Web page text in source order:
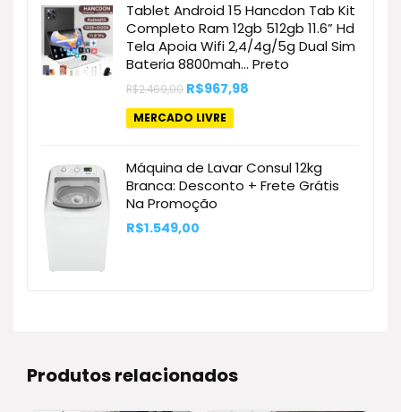
Tablet Android 15 Hancdon Tab Kit
Completo Ram 12gb 512gb 11.6” Hd
Tela Apoia Wifi 2,4/4g/5g Dual Sim
Bateria 8800mah… Preto
R$2.469,00 O
original
era:
R$967,98
MERCADO LIVRE
Máquina de Lavar Consul 12kg
Branca: Desconto + Frete Grátis
Na Promoção
R$1.549,00
Produtos relacionados